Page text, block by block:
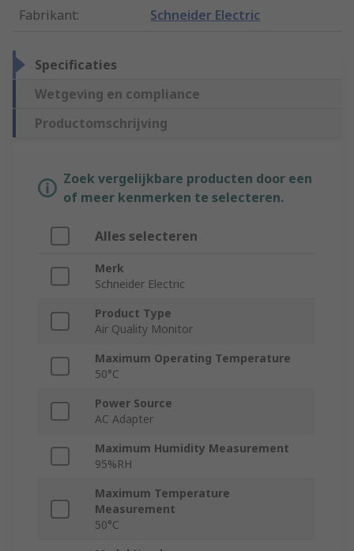
Fabrikant: Schneider Electric
Specificaties
Wetgeving en compliance
Productomschrijving
Zoek vergelijkbare producten door een
of meer kenmerken te selecteren.
Alles selecteren
Merk
Schneider Electric
Product Type
Air Quality Monitor
Maximum Operating Temperature
50°C
Power Source
AC Adapter
Maximum Humidity Measurement
95%RH
Maximum Temperature
Measurement
50°C